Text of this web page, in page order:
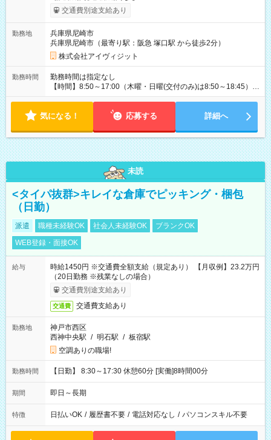
交通費別途支給あり
勤務地
兵庫県尼崎市
兵庫県尼崎市（最寄り駅：阪急 塚口駅 から徒歩2分）
株式会社アイヴィジット
勤務時間
勤務時間は指定なし
【時間】8:50～17:00（木曜・日曜(交付のみ)は8:50～18:45）
※1日5時間から7時間で応相談 【曜日】月・火・水・木・金 の
(交付)のみ受付しておりますので、日曜日働ける方も歓迎 ※もち
気になる！ 応募する 詳細へ
未読
<タイパ抜群>キレイな倉庫でピッキング・梱包
（日勤）
派遣 職種未経験OK 社会人未経験OK
ブランクOK
WEB登録・面接OK
給与
時給1450円 ※交通費全額支給（規定あり） 【月収例】23.2万円
（20日勤務 ※残業なしの場合）
交通費別途支給あり
交通費 交通費支給あり
勤務地
神戸市西区
西神中央駅 / 明石駅 / 板宿駅
空調ありの職場!
勤務時間 【日勤】 8:30～17:30 休憩60分 [実働]8時間00分
期間 即日～長期
特徴 日払いOK / 履歴書不要 / 電話対応なし / パソコンスキル不要